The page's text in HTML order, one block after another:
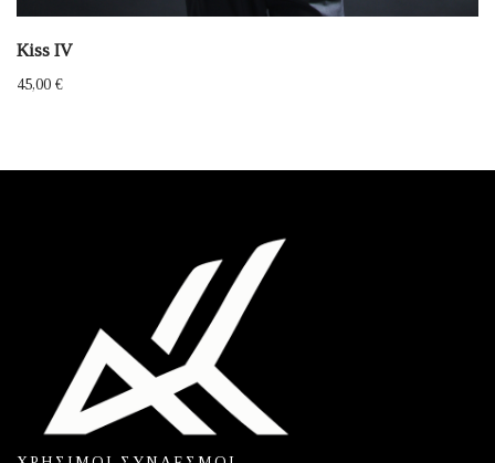
Kiss IV
45,00 €